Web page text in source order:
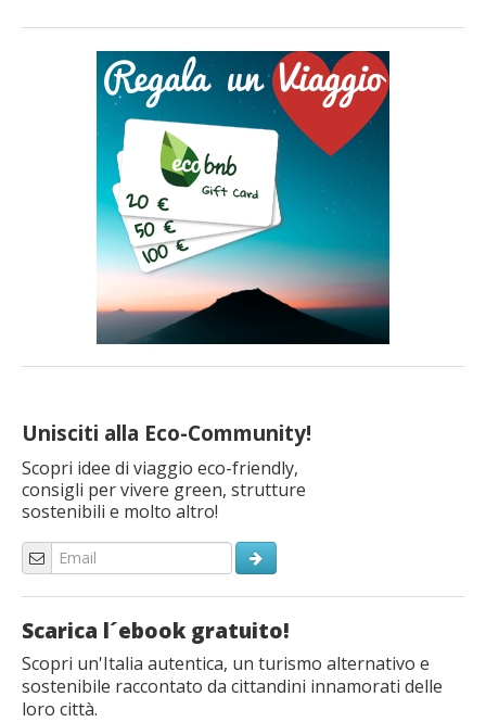
Unisciti alla Eco-Community!
Scopri idee di viaggio eco-friendly,
consigli per vivere green, strutture
sostenibili e molto altro!
Scarica l´ebook gratuito!
Scopri un'Italia autentica, un turismo alternativo e
sostenibile raccontato da cittandini innamorati delle
loro città.
sostenibilità ambientale: godetevi tutti i comfort, in armonia
con la natura! 1. Peterwieshof – Val di Funes – Italia Nella
splendida cornice della Val di […]